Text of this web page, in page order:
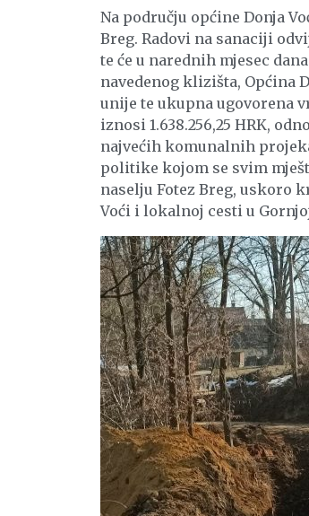
Na području općine Donja
Breg. Radovi na sanaciji
te će u narednih mjesec
navedenog klizišta, Općina
unije te ukupna ugovorena
iznosi 1.638.256,25 HRK,
najvećih komunalnih
politike kojom se svim
naselju Fotez Breg, uskoro
Voći i lokalnoj cesti u